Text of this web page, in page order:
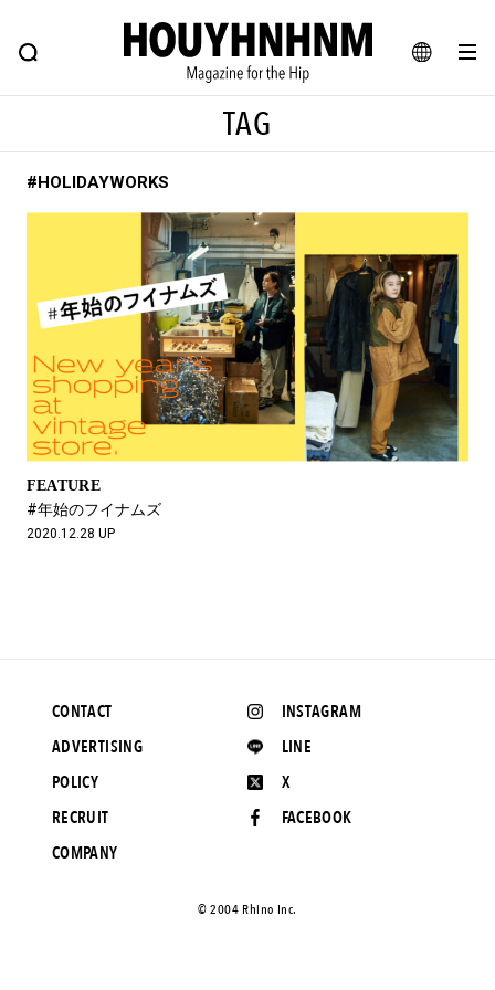
JA
FEATURE BLOG SNAP
ヒップなファッション、カルチャー、ライフスタイルWEBマガジン
#注目のタグ
#SHOPPING ADDICT #憧れの逸品
#ESSENTIAL DESIGNS #古着サミット
#NEW VINTAGE #マイナーグッド図鑑
#路地裏てぃーん。 #MONTHLY JOURNAL
#GH 銘品の所以 #フイナムのYouTube
#Commune H #FOCUS IT #AH.H
#ととけん #FASHION #MUSIC #MOVIE
#LIFESTYLE
#SPORTS
TAG
#HOLIDAYWORKS
FEATURE
#年始のフイナムズ
2020.12.28 UP
INSTAGRAM
LINE
X
FACEBOOK
CONTACT
ADVERTISING
POLICY
RECRUIT
COMPANY
©️ 2004 Rhino Inc.